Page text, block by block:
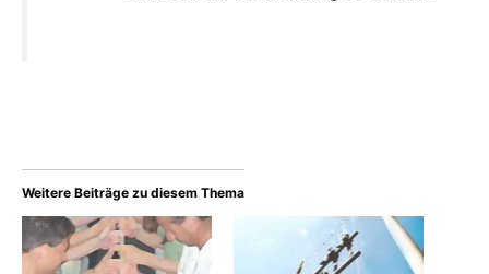
Weitere Beiträge zu diesem Thema